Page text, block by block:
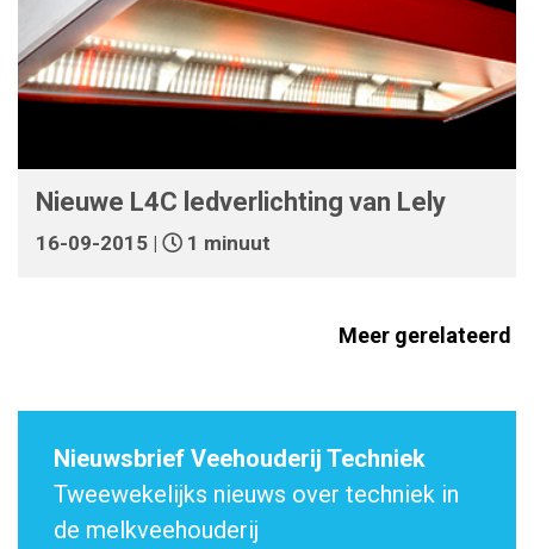
Nieuwe L4C ledverlichting van Lely
16-09-2015 | 1 minuut
Meer gerelateerd
Nieuwsbrief Veehouderij Techniek
Tweewekelijks nieuws over techniek in
de melkveehouderij